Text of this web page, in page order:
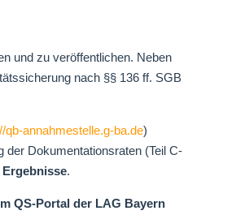
und zu veröffentlichen. Neben
nach §§ 136 ff. SGB
qb-annahmestelle.g-ba.de)
der Dokumentationsraten (Teil C-
.
QS-Portal der LAG Bayern